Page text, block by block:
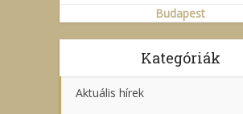
Budapest
Kategóriák
Aktuális hírek